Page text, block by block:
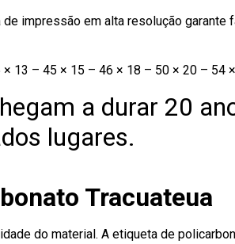
impressão em alta resolução
13 – 45 × 15 – 46 × 18 – 50 × 20 – 54
a durar 20
lugares.
Tracuateua
do material. A etiqueta de